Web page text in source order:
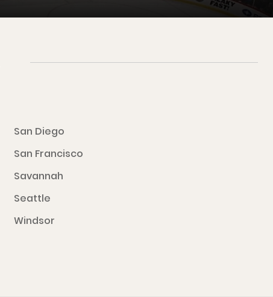
San Diego
San Francisco
Savannah
Seattle
Windsor